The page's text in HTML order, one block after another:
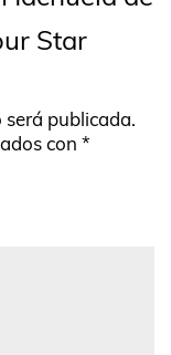
Star
será publicada.
con *